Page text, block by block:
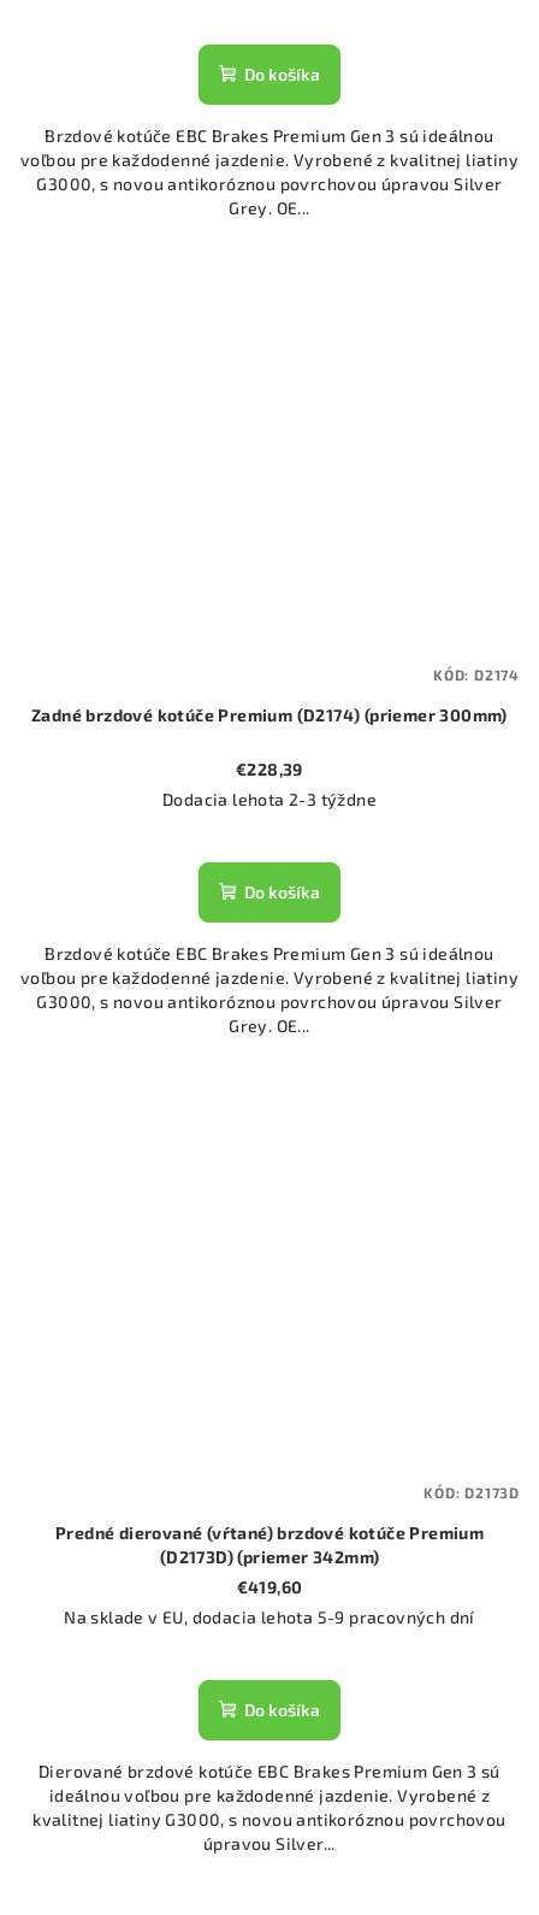
Do košíka
Brzdové kotúče EBC Brakes Premium Gen 3 sú ideálnou
voľbou pre každodenné jazdenie. Vyrobené z kvalitnej liatiny
G3000, s novou antikoróznou povrchovou úpravou Silver
Grey. OE...
Zadné brzdové kotúče Premium (D2174) (priemer 300mm)
€228,39
Dodacia lehota 2-3 týždne
Do košíka
Brzdové kotúče EBC Brakes Premium Gen 3 sú ideálnou
voľbou pre každodenné jazdenie. Vyrobené z kvalitnej liatiny
G3000, s novou antikoróznou povrchovou úpravou Silver
Grey. OE...
KÓD: D2174
Predné dierované (vŕtané) brzdové kotúče Premium
(D2173D) (priemer 342mm)
€419,60
Na sklade v EU, dodacia lehota 5-9 pracovných dní
Do košíka
Dierované brzdové kotúče EBC Brakes Premium Gen 3 sú
ideálnou voľbou pre každodenné jazdenie. Vyrobené z
kvalitnej liatiny G3000, s novou antikoróznou povrchovou
úpravou Silver...
KÓD:D2173D